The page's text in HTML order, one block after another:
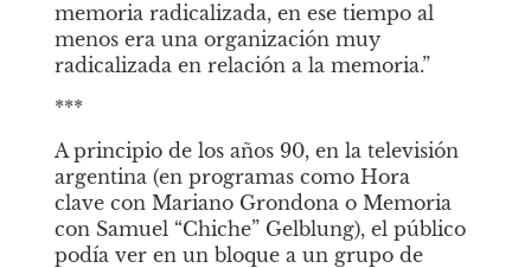
memoria radicalizada, en ese tiempo al
menos era una organización muy
radicalizada en relación a la memoria.”
***
A principio de los años 90, en la televisión
argentina (en programas como Hora
clave con Mariano Grondona o Memoria
con Samuel “Chiche” Gelblung), el público
podía ver en un bloque a un grupo de